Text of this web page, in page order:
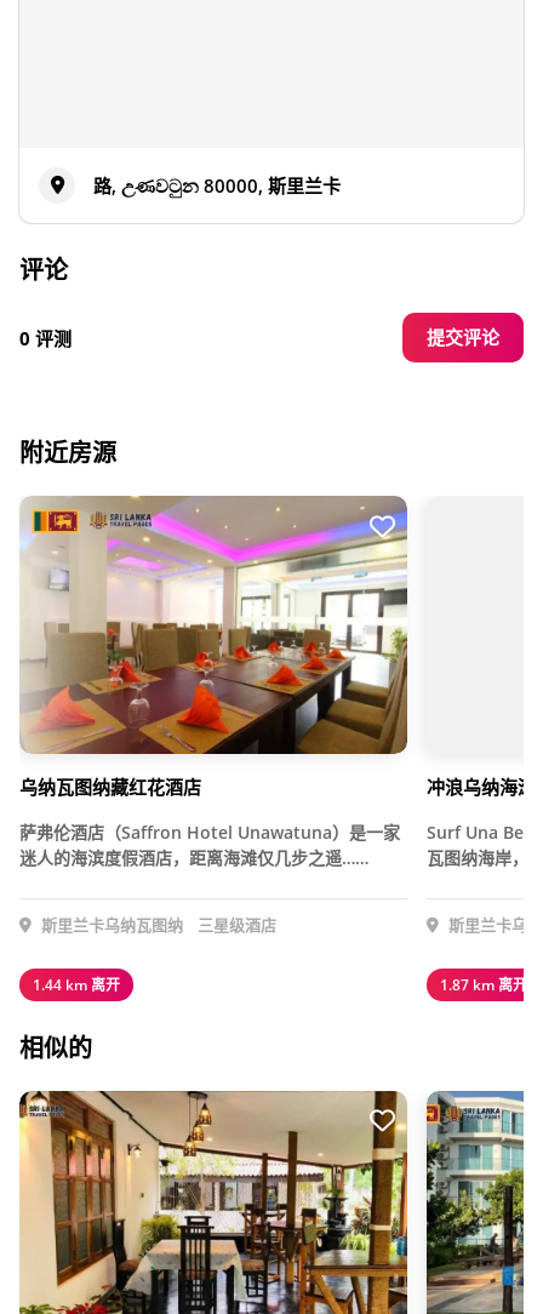
路, උණවටුන 80000, 斯里兰卡
评论
0 评测 提交评论
附近房源
乌纳瓦图纳藏红花酒店
萨弗伦酒店（Saffron Hotel Unawatuna）是一家
迷人的海滨度假酒店，距离海滩仅几步之遥……
斯里兰卡乌纳瓦图纳 三星级酒店
1.44 km 离开
冲浪乌纳海滩
Surf Una
瓦图纳海岸，
斯里兰卡乌
1.87 km 离开
相似的